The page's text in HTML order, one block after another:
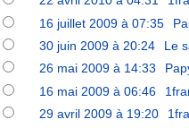
16 juillet 2009 à 07:35
30 juin 2009 à 20:24 Le
26 mai 2009 à 14:33
16 mai 2009 à 06:46
29 avril 2009 à 19:20